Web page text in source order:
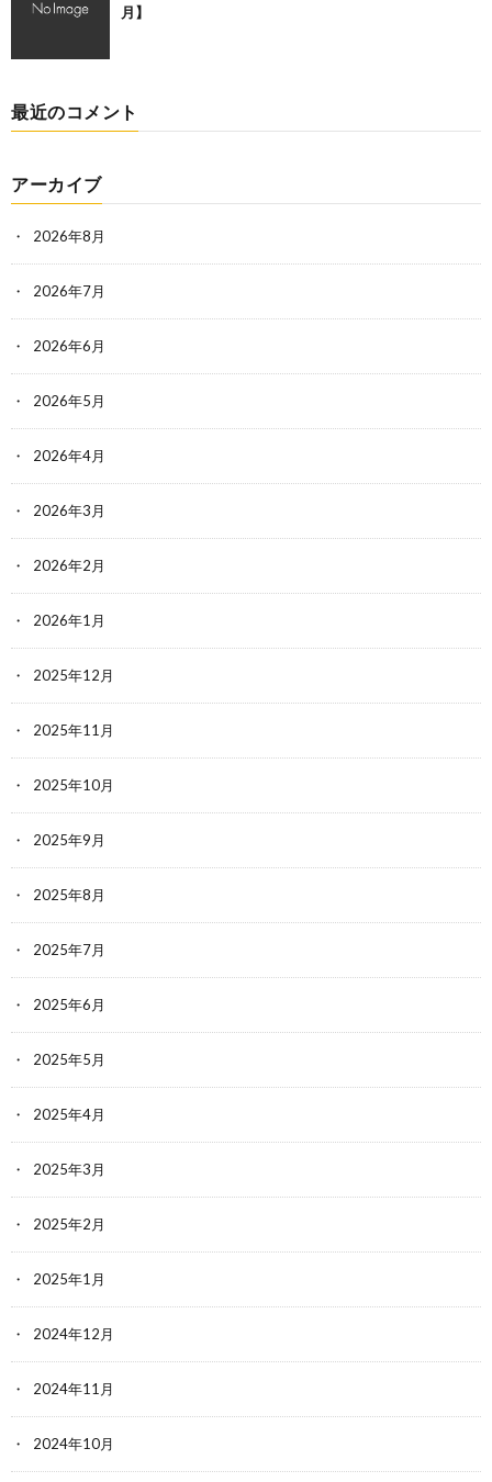
月】
最近のコメント
アーカイブ
2026年8月
2026年7月
2026年6月
2026年5月
2026年4月
2026年3月
2026年2月
2026年1月
2025年12月
2025年11月
2025年10月
2025年9月
2025年8月
2025年7月
2025年6月
2025年5月
2025年4月
2025年3月
2025年2月
2025年1月
2024年12月
2024年11月
2024年10月